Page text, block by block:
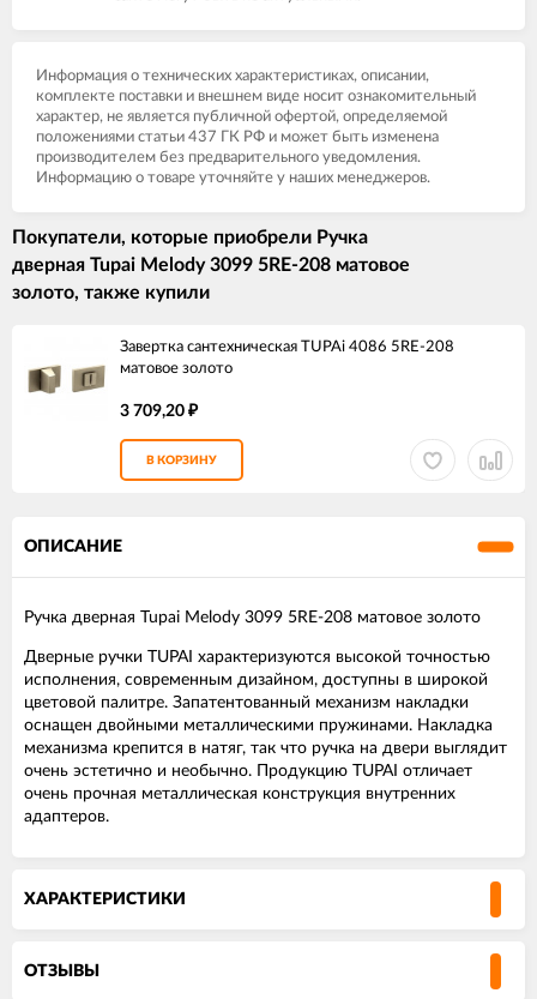
Информация о технических характеристиках, описании,
комплекте поставки и внешнем виде носит ознакомительный
характер, не является публичной офертой, определяемой
положениями статьи 437 ГК РФ и может быть изменена
производителем без предварительного уведомления.
Информацию о товаре уточняйте у наших менеджеров.
Покупатели, которые приобрели Ручка
дверная Tupai Melody 3099 5RE-208 матовое
золото, также купили
Завертка сантехническая TUPAi 4086 5RE-208
матовое золото
3 709,20 ₽
В КОРЗИНУ
ОПИСАНИЕ
Ручка дверная Tupai Melody 3099 5RE-208 матовое золото
Дверные ручки TUPAI характеризуются высокой точностью
исполнения, современным дизайном, доступны в широкой
цветовой палитре. Запатентованный механизм накладки
оснащен двойными металлическими пружинами. Накладка
механизма крепится в натяг, так что ручка на двери выглядит
очень эстетично и необычно. Продукцию TUPAI отличает
очень прочная металлическая конструкция внутренних
адаптеров.
ХАРАКТЕРИСТИКИ
ОТЗЫВЫ